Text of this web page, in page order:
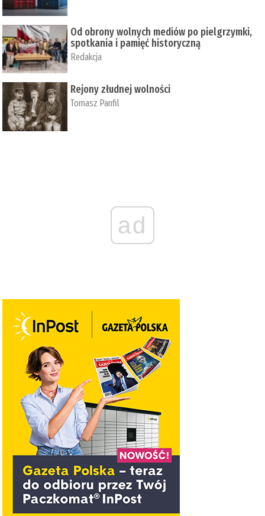
Od obrony wolnych mediów po pielgrzymki,
spotkania i pamięć historyczną
Redakcja
Rejony złudnej wolności
Tomasz Panfil
ad